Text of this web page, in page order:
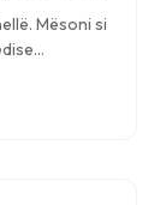
Mësoni si